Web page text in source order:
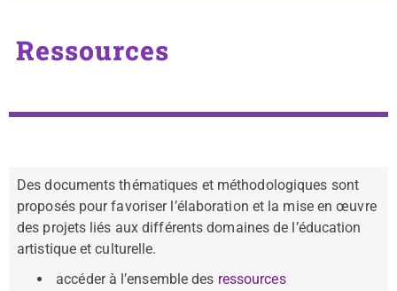
Ressources
Des documents thématiques et méthodologiques sont
proposés pour favoriser l’élaboration et la mise en œuvre
des projets liés aux différents domaines de l’éducation
artistique et culturelle.
accéder à l’ensemble des ressources